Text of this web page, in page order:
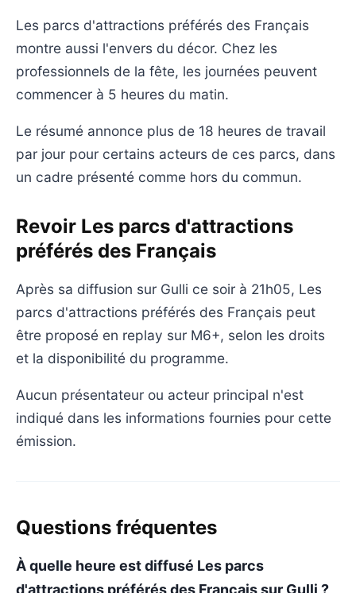
Les parcs d'attractions préférés des Français
montre aussi l'envers du décor. Chez les
professionnels de la fête, les journées peuvent
commencer à 5 heures du matin.
Le résumé annonce plus de 18 heures de travail
par jour pour certains acteurs de ces parcs, dans
un cadre présenté comme hors du commun.
Revoir Les parcs d'attractions
préférés des Français
Après sa diffusion sur Gulli ce soir à 21h05, Les
parcs d'attractions préférés des Français peut
être proposé en replay sur M6+, selon les droits
et la disponibilité du programme.
Aucun présentateur ou acteur principal n'est
indiqué dans les informations fournies pour cette
émission.
Questions fréquentes
À quelle heure est diffusé Les parcs
d'attractions préférés des Français sur Gulli ?